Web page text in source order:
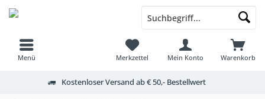
Menü Warenkorb
Merkzettel Mein Konto
Kostenloser Versand ab € 50,- Bestellwert